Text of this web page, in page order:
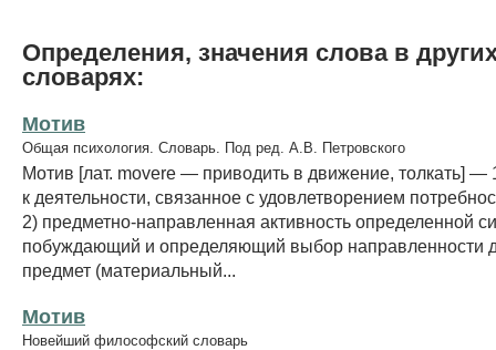
Определения, значения слова в
словарях:
Мотив
Общая психология. Словарь. Под ред. А.В. Петровского
Мотив [лат. movere — приводить в движение, толкать] —
к деятельности, связанное с удовлетворением
2) предметно-направленная активность определенной
побуждающий и определяющий выбор направленности
предмет (материальный...
Мотив
Новейший философский словарь